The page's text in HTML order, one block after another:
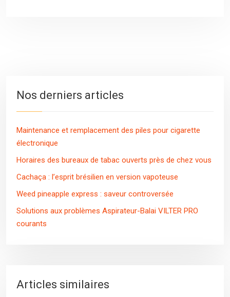
Nos derniers articles
Maintenance et remplacement des piles pour cigarette
électronique
Horaires des bureaux de tabac ouverts près de chez vous
Cachaça : l’esprit brésilien en version vapoteuse
Weed pineapple express : saveur controversée
Solutions aux problèmes Aspirateur-Balai VILTER PRO
courants
Articles similaires